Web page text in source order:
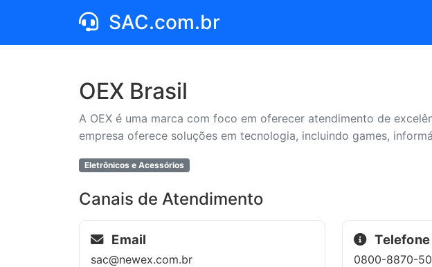
SAC.com.br
OEX Brasil
A OEX é uma marca com foco em oferecer atendimento de
empresa oferece soluções em tecnologia, incluindo games,
Eletrônicos e Acessórios
Canais de Atendimento
Email
sac@newex.com.br
Telefone
0800-8870-